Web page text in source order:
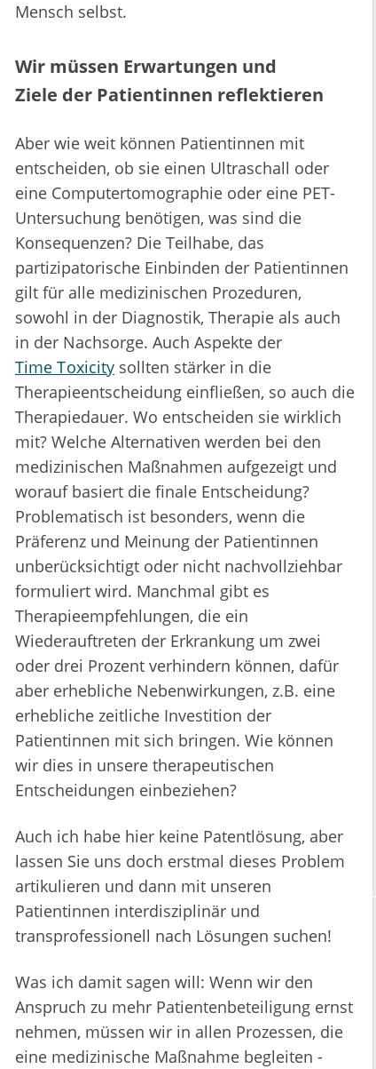
Mensch selbst.
Wir müssen Erwartungen und
Ziele der Patientinnen reflektieren
Aber wie weit können Patientinnen mit
entscheiden, ob sie einen Ultraschall oder
eine Computertomographie oder eine PET-
Untersuchung benötigen, was sind die
Konsequenzen? Die Teilhabe, das
partizipatorische Einbinden der Patientinnen
gilt für alle medizinischen Prozeduren,
sowohl in der Diagnostik, Therapie als auch
in der Nachsorge. Auch Aspekte der
Time Toxicity sollten stärker in die
Therapieentscheidung einfließen, so auch die
Therapiedauer. Wo entscheiden sie wirklich
mit? Welche Alternativen werden bei den
medizinischen Maßnahmen aufgezeigt und
worauf basiert die finale Entscheidung?
Problematisch ist besonders, wenn die
Präferenz und Meinung der Patientinnen
unberücksichtigt oder nicht nachvollziehbar
formuliert wird. Manchmal gibt es
Therapieempfehlungen, die ein
Wiederauftreten der Erkrankung um zwei
oder drei Prozent verhindern können, dafür
aber erhebliche Nebenwirkungen, z.B. eine
erhebliche zeitliche Investition der
Patientinnen mit sich bringen. Wie können
wir dies in unsere therapeutischen
Entscheidungen einbeziehen?
Auch ich habe hier keine Patentlösung, aber
lassen Sie uns doch erstmal dieses Problem
artikulieren und dann mit unseren
Patientinnen interdisziplinär und
transprofessionell nach Lösungen suchen!
Was ich damit sagen will: Wenn wir den
Anspruch zu mehr Patientenbeteiligung ernst
nehmen, müssen wir in allen Prozessen, die
eine medizinische Maßnahme begleiten -